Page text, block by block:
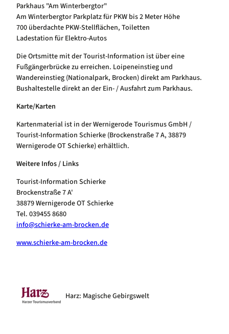
Parkhaus "Am Winterbergtor"
Am Winterbergtor Parkplatz für PKW bis 2 Meter Höhe
700 überdachte PKW-Stellflächen, Toiletten
Ladestation für Elektro-Autos
Die Ortsmitte mit der Tourist-Information ist über eine
Fußgängerbrücke zu erreichen. Loipeneinstieg und
Wandereinstieg (Nationalpark, Brocken) direkt am Parkhaus.
Bushaltestelle direkt an der Ein- / Ausfahrt zum Parkhaus.
Karte/Karten
Kartenmaterial ist in der Wernigerode Tourismus GmbH /
Tourist-Information Schierke (Brockenstraße 7 A, 38879
Wernigerode OT Schierke) erhältlich.
Weitere Infos / Links
Tourist-Information Schierke
Brockenstraße 7 A'
38879 Wernigerode OT Schierke
Tel. 039455 8680
info@schierke-am-brocken.de
www.schierke-am-brocken.de
Harz: Magische Gebirgswelt